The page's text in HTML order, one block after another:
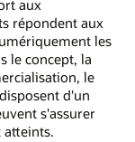
aux
répondent aux
les
le concept, la
le
d'un
s'assurer
atteints.